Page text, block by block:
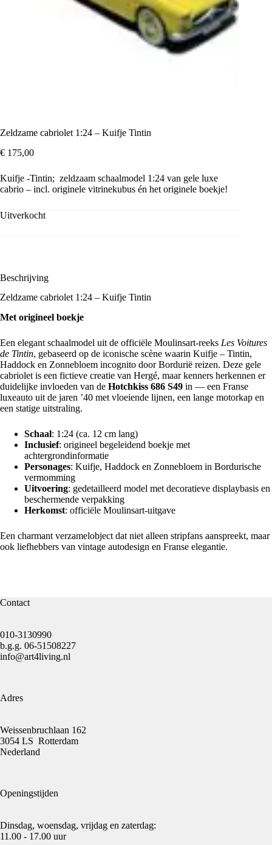
Zeldzame cabriolet 1:24 – Kuifje Tintin
€ 175,00
Kuifje -Tintin; zeldzaam schaalmodel 1:24 van gele luxe
cabrio – incl. originele vitrinekubus én het originele boekje!
Uitverkocht
Beschrijving
Zeldzame cabriolet 1:24 – Kuifje Tintin
Met origineel boekje
Een elegant schaalmodel uit de officiële Moulinsart-reeks Les Voitures
de Tintin, gebaseerd op de iconische scène waarin Kuifje – Tintin,
Haddock en Zonnebloem incognito door Bordurië reizen. Deze gele
cabriolet is een fictieve creatie van Hergé, maar kenners herkennen er
duidelijke invloeden van de Hotchkiss 686 S49 in — een Franse
luxeauto uit de jaren ’40 met vloeiende lijnen, een lange motorkap en
een statige uitstraling.
Schaal: 1:24 (ca. 12 cm lang)
Inclusief: origineel begeleidend boekje met
achtergrondinformatie
Personages: Kuifje, Haddock en Zonnebloem in Bordurische
vermomming
Uitvoering: gedetailleerd model met decoratieve displaybasis en
beschermende verpakking
Herkomst: officiële Moulinsart-uitgave
Een charmant verzamelobject dat niet alleen stripfans aanspreekt, maar
ook liefhebbers van vintage autodesign en Franse elegantie.
Contact
010-3130990
b.g.g. 06-51508227
info@art4living.nl
Adres
Weissenbruchlaan 162
3054 LS Rotterdam
Nederland
Openingstijden
Dinsdag, woensdag, vrijdag en zaterdag:
11.00 - 17.00 uur